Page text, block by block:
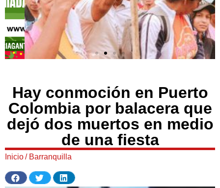
Hay conmoción en Puerto
Colombia por balacera que
dejó dos muertos en medio
de una fiesta
Inicio/ Barranquilla